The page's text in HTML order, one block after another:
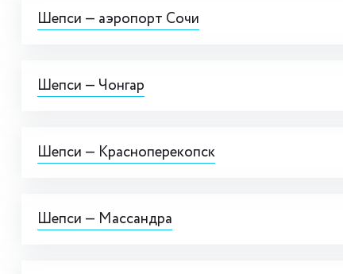
Шепси — аэропорт Сочи
Шепси — Чонгар
Шепси — Красноперекопск
Шепси — Массандра